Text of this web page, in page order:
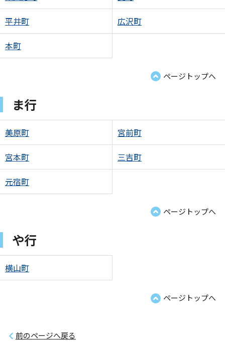
平井町 広沢町
本町
ページトップへ
ま行
美原町 宮前町
宮本町 三吉町
元宿町
ページトップへ
や行
横山町
ページトップへ
前のページへ戻る